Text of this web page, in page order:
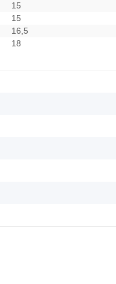
15
15
16,5
18